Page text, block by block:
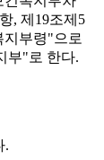
, 제19조제5
지부령"으로
부"로 한다.
.